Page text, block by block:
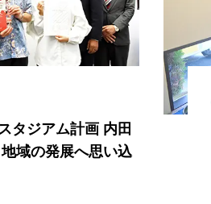
タジアム計画 内田
域の発展へ思い込